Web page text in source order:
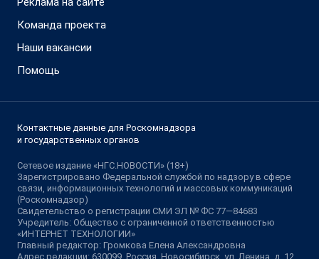
Команда проекта
Наши вакансии
Помощь
Контактные данные для Роскомнадзора
и государственных органов
Сетевое издание «НГС.НОВОСТИ» (18+)
Зарегистрировано Федеральной службой по надзору в сфере
связи, информационных технологий и массовых коммуникаций
(Роскомнадзор)
Свидетельство о регистрации СМИ ЭЛ № ФС 77—84683
Учредитель: Общество с ограниченной ответственностью
«ИНТЕРНЕТ ТЕХНОЛОГИИ»
Главный редактор: Громкова Елена Александровна
Адрес редакции: 630099, Россия, Новосибирск, ул. Ленина, д. 12,